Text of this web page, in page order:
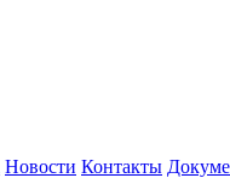
Новости Контакты